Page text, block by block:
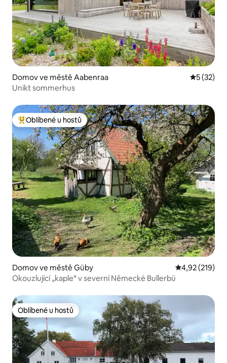
Domov ve městě Aabenraa Průměrné
5 (32)
Unikt sommerhus
Nejlepší v kategorii Oblíbené u hostů
Oblíbené u hostů
Domov ve městě Güby Průměrné
4,92 (219)
Okouzlující „kaple“ v severní Německé Bullerbü
Oblíbené u hostů
Oblíbené u hostů